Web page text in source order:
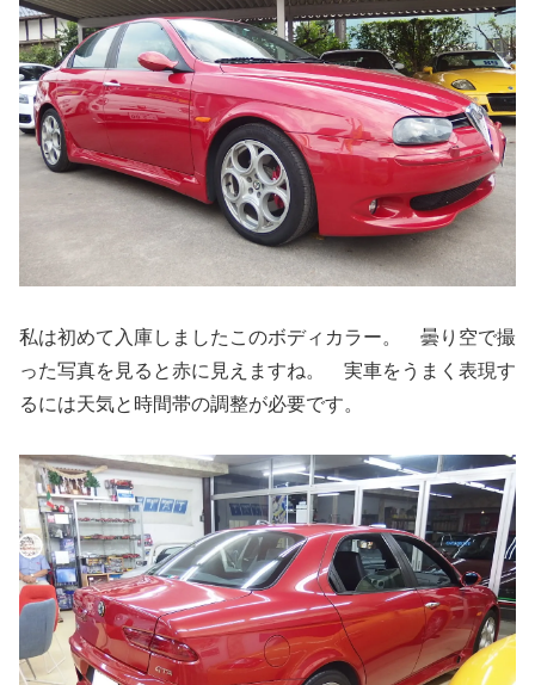
私は初めて入庫しましたこのボディカラー。 曇り空で撮
った写真を見ると赤に見えますね。 実車をうまく表現す
るには天気と時間帯の調整が必要です。